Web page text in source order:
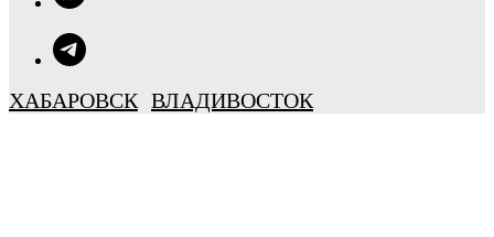
ХАБАРОВСК ВЛАДИВОСТОК